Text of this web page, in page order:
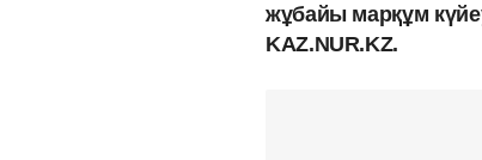
жұбайы марқұм
KAZ.NUR.KZ.